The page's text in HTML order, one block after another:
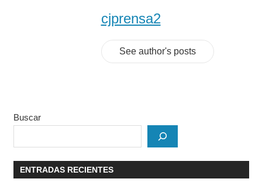
cjprensa2
See author's posts
Buscar
ENTRADAS RECIENTES